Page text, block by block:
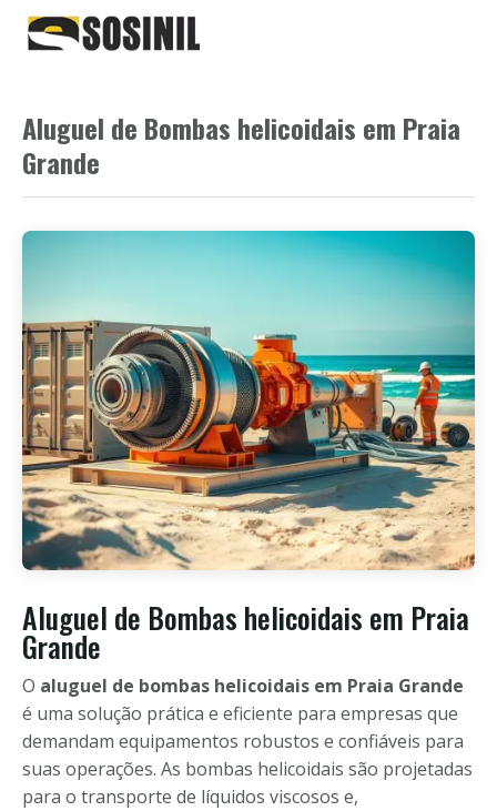
Aluguel de Bombas helicoidais em Praia
Grande
Aluguel de Bombas helicoidais em Praia
Grande
O aluguel de bombas helicoidais em Praia Grande
é uma solução prática e eficiente para empresas que
demandam equipamentos robustos e confiáveis para
suas operações. As bombas helicoidais são projetadas
para o transporte de líquidos viscosos e,